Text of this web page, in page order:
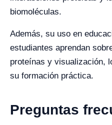
biomoléculas.
Además, su uso en
estudiantes aprendan
proteínas y visualización,
su formación práctica.
Preguntas